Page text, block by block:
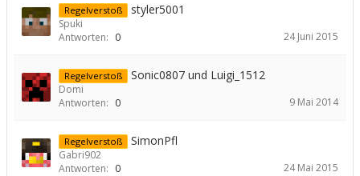
Regelverstoß styler5001
Spuki
Antworten: 0 24 Juni 2015
Regelverstoß Sonic0807 und Luigi_1512
Domi
Antworten: 0 9 Mai 2014
Regelverstoß SimonPfl
Gabri902
Antworten: 0 24 Mai 2015